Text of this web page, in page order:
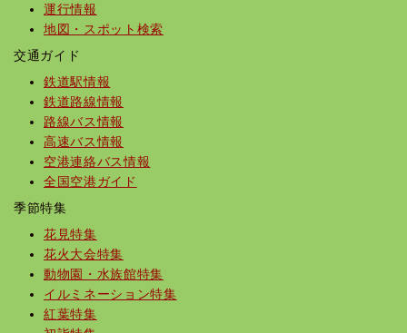
運行情報
地図・スポット検索
交通ガイド
鉄道駅情報
鉄道路線情報
路線バス情報
高速バス情報
空港連絡バス情報
全国空港ガイド
季節特集
花見特集
花火大会特集
動物園・水族館特集
イルミネーション特集
紅葉特集